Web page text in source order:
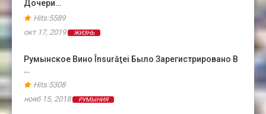
Дочери…
Hits:5589
окт 17, 2019
ЖИЗНЬ
Румынское Вино Însurăţei Было Зарегистрировано В
…
Hits:5308
нояб 15, 2018
РУМЫНИЯ